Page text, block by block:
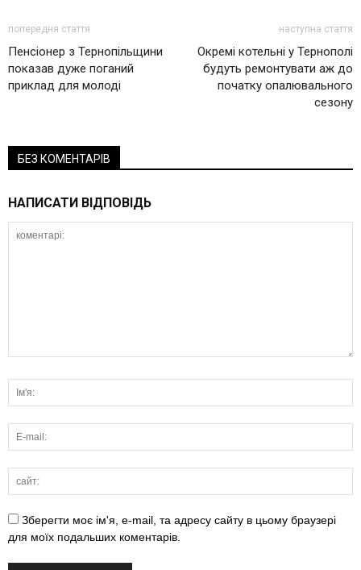
попередня стаття
Пенсіонер з Тернопільщини
показав дуже поганий
приклад для молоді
наступна стаття
Окремі котельні у Тернополі
будуть ремонтувати аж до
початку опалювального
сезону
БЕЗ КОМЕНТАРІВ
НАПИСАТИ ВІДПОВІДЬ
Зберегти моє ім'я, e-mail, та адресу сайту в цьому браузері
для моїх подальших коментарів.